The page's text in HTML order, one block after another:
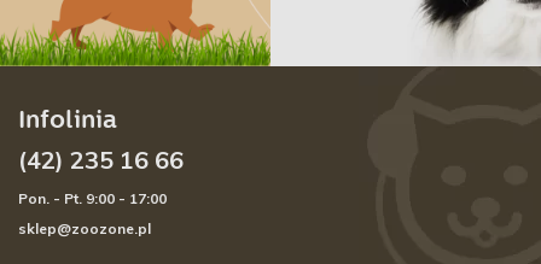
Infolinia
(42) 235 16 66
Pon. - Pt. 9:00 - 17:00
sklep@zoozone.pl